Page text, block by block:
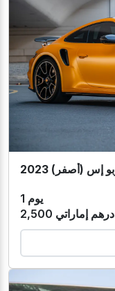
1 يوم
2,500 درهم إماراتي